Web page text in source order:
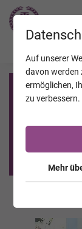
Sie sind
>>
Auf unserer
davon werden
ermöglichen,
zu verbessern.
Mehr
JAHRESTAGE